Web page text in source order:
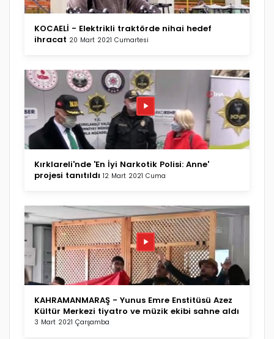
KOCAELİ - Elektrikli traktörde nihai hedef
ihracat 20 Mart 2021 Cumartesi
Kırklareli'nde 'En İyi Narkotik Polisi: Anne'
projesi tanıtıldı 12 Mart 2021 Cuma
KAHRAMANMARAŞ - Yunus Emre Enstitüsü Azez
Kültür Merkezi tiyatro ve müzik ekibi sahne aldı
3 Mart 2021 Çarşamba